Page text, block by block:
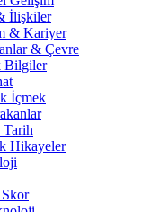
İlişkiler
& Kariyer
& Çevre
Bilgiler
İçmek
Hikayeler
Skor